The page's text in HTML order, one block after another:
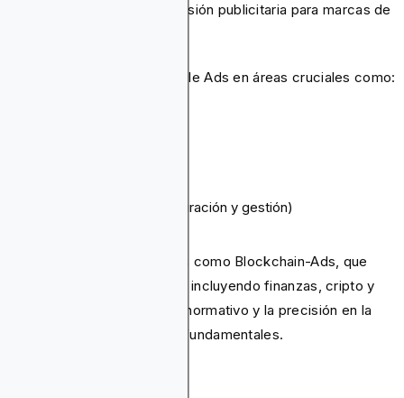
el retorno de la inversión publicitaria para marcas de
guía compara Criteo y Google Ads en áreas cruciales como:
curva de aprendizaje (configuración y gestión)
exploramos alternativas como Blockchain-Ads, que
en industrias reguladas incluyendo finanzas, cripto y
donde el cumplimiento normativo y la precisión en la
de audiencia son fundamentales.